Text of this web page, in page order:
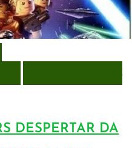
DESPERTAR DA